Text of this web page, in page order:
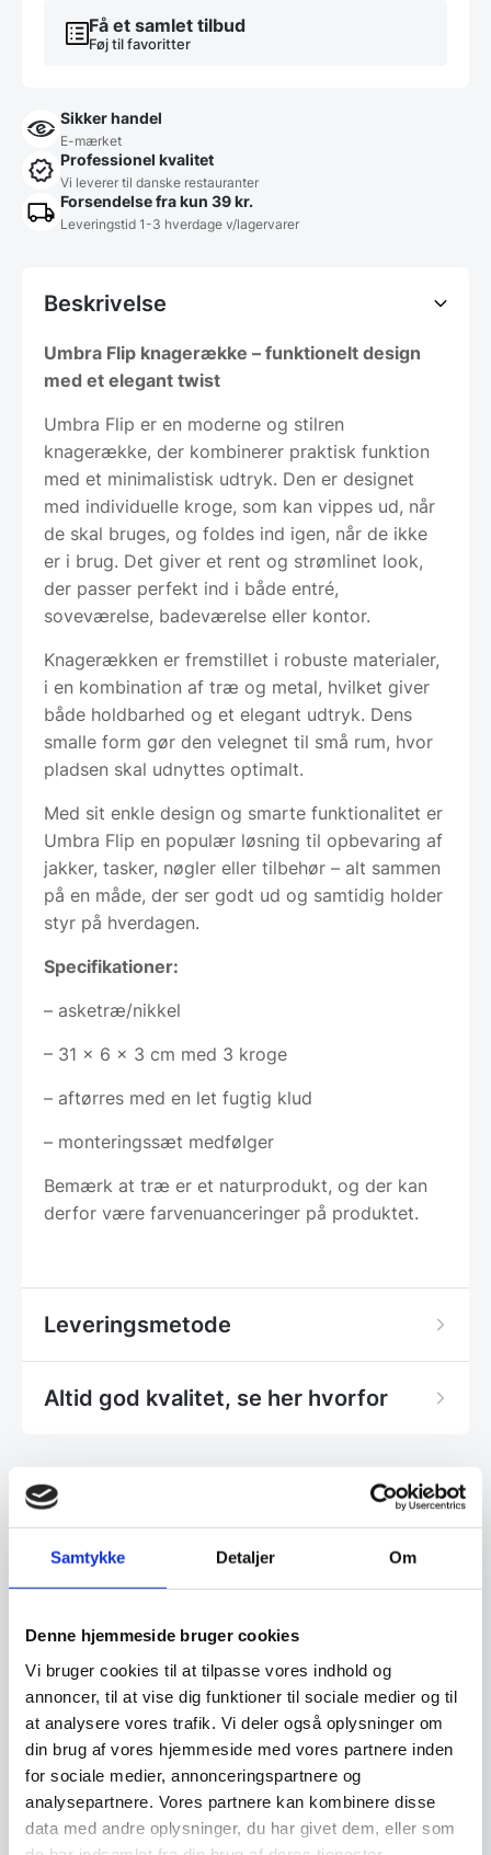
Samtykke Detaljer Om
Denne hjemmeside bruger cookies
Vi bruger cookies til at tilpasse vores indhold og
annoncer, til at vise dig funktioner til sociale medier og til
at analysere vores trafik. Vi deler også oplysninger om
din brug af vores hjemmeside med vores partnere inden
for sociale medier, annonceringspartnere og
analysepartnere. Vores partnere kan kombinere disse
data med andre oplysninger, du har givet dem, eller som
Få et samlet tilbud
Føj til favoritter
Sikker handel
E-mærket
Professionel kvalitet
Vi leverer til danske restauranter
Forsendelse fra kun 39 kr.
Leveringstid 1-3 hverdage v/lagervarer
Beskrivelse
Umbra Flip knagerække – funktionelt design
med et elegant twist
Umbra Flip er en moderne og stilren
knagerække, der kombinerer praktisk funktion
med et minimalistisk udtryk. Den er designet
med individuelle kroge, som kan vippes ud, når
de skal bruges, og foldes ind igen, når de ikke
er i brug. Det giver et rent og strømlinet look,
der passer perfekt ind i både entré,
soveværelse, badeværelse eller kontor.
Knagerækken er fremstillet i robuste materialer,
i en kombination af træ og metal, hvilket giver
både holdbarhed og et elegant udtryk. Dens
smalle form gør den velegnet til små rum, hvor
pladsen skal udnyttes optimalt.
Med sit enkle design og smarte funktionalitet er
Umbra Flip en populær løsning til opbevaring af
jakker, tasker, nøgler eller tilbehør – alt sammen
på en måde, der ser godt ud og samtidig holder
styr på hverdagen.
Specifikationer:
– asketræ/nikkel
– 31 x 6 x 3 cm med 3 kroge
– aftørres med en let fugtig klud
– monteringssæt medfølger
Bemærk at træ er et naturprodukt, og der kan
derfor være farvenuanceringer på produktet.
Leveringsmetode
Altid god kvalitet, se her hvorfor
Har du spørgsmål til varen? Klik her
Relaterede varer
Populært SPAR 20% SPAR 20%